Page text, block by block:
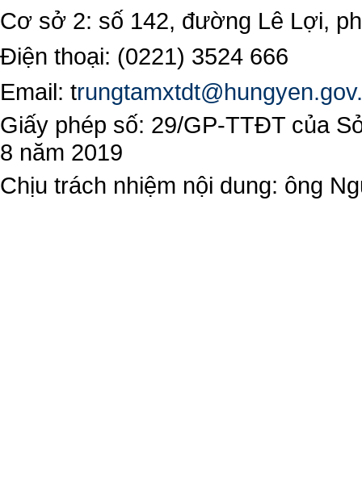
Cơ sở 2: số 142, đường Lê Lợi,
Điện thoại: (0221) 3524 666
Email: t
Giấy phép số: 29/GP-TTĐT của
8 năm 2019
Chịu trách nhiệm nội dung: ông